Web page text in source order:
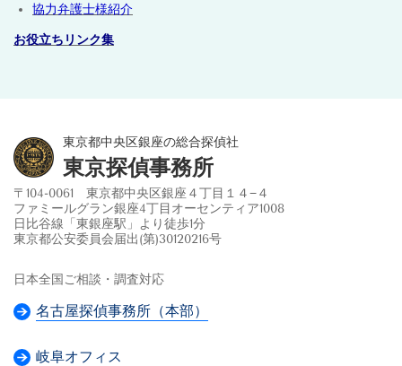
協力弁護士様紹介
お役立ちリンク集
東京都中央区銀座の総合探偵社
東京探偵事務所
〒104-0061 東京都中央区銀座４丁目１４−４
ファミールグラン銀座4丁目オーセンティア1008
日比谷線「東銀座駅」より徒歩1分
東京都公安委員会届出(第)30120216号
日本全国ご相談・調査対応
名古屋探偵事務所（本部）
岐阜オフィス